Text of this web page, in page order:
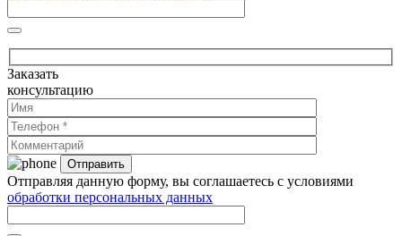
Заказать
консультацию
Отправляя данную форму, вы соглашаетесь с условиями
обработки персональных данных